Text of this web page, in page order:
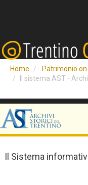
Home
Patrimonio
Il sistema AST -
Il Sistema